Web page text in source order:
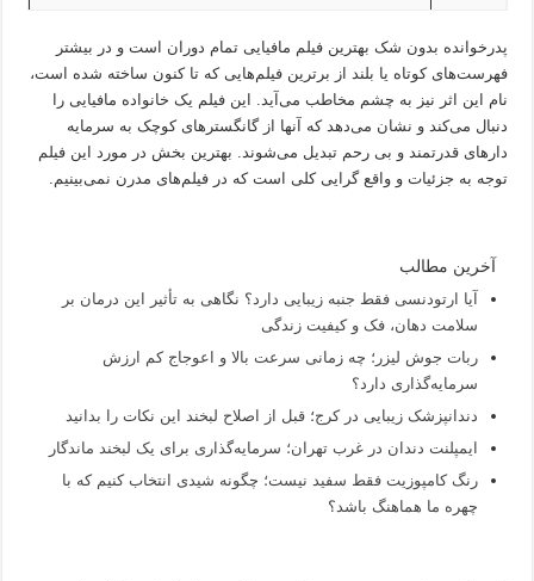
پدرخوانده بدون شک بهترین فیلم مافیایی تمام دوران است و در بیشتر
فهرست‌های کوتاه یا بلند از برترین فیلم‌هایی که تا کنون ساخته شده است،
نام این اثر نیز به چشم مخاطب می‌آید. این فیلم یک خانواده مافیایی را
دنبال می‌کند و نشان می‌دهد که آنها از گانگسترهای کوچک به سرمایه
دارهای قدرتمند و بی رحم تبدیل می‌شوند. بهترین بخش در مورد این فیلم
توجه به جزئیات و واقع گرایی کلی است که در فیلم‌های مدرن نمی‌بینیم.
آخرین مطالب
آیا ارتودنسی فقط جنبه زیبایی دارد؟ نگاهی به تأثیر این درمان بر
سلامت دهان، فک و کیفیت زندگی
ربات جوش لیزر؛ چه زمانی سرعت بالا و اعوجاج کم ارزش
سرمایه‌گذاری دارد؟
دندانپزشک زیبایی در کرج؛ قبل از اصلاح لبخند این نکات را بدانید
ایمپلنت دندان در غرب تهران؛ سرمایه‌گذاری برای یک لبخند ماندگار
رنگ کامپوزیت فقط سفید نیست؛ چگونه شیدی انتخاب کنیم که با
چهره ما هماهنگ باشد؟